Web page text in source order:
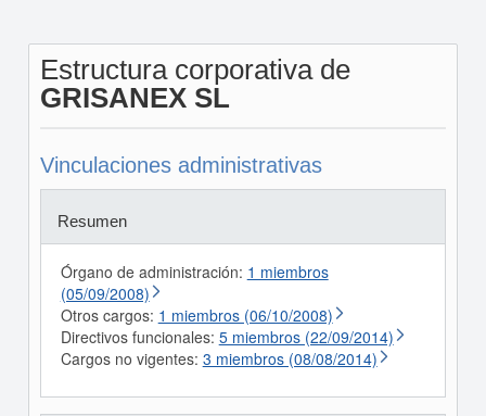
Estructura corporativa de
GRISANEX SL
Vinculaciones administrativas
Resumen
Órgano de administración: 1 miembros
(05/09/2008)
Otros cargos: 1 miembros (06/10/2008)
Directivos funcionales: 5 miembros (22/09/2014)
Cargos no vigentes: 3 miembros (08/08/2014)